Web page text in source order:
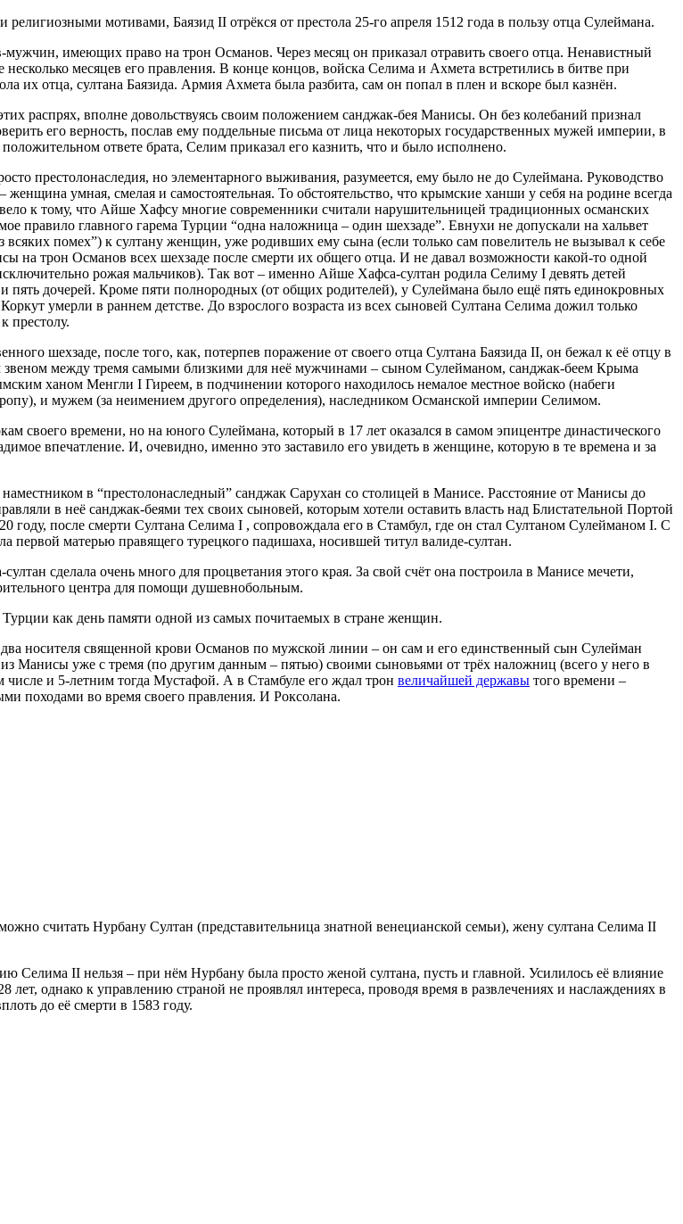
мотивами, Баязид II отрёкся от престола 25-го апреля 1512 года в пользу отца Сулеймана.
имеющих право на трон Османов. Через месяц он приказал отравить своего отца. Ненавистный
месяцев его правления. В конце концов, войска Селима и Ахмета встретились в битве при
их отца, султана Баязида. Армия Ахмета была разбита, сам он попал в плен и вскоре был казнён.
распрях, вполне довольствуясь своим положением санджак-бея Манисы. Он без колебаний признал
его верность, послав ему поддельные письма от лица некоторых государственных мужей империи, в
ответе брата, Селим приказал его казнить, что и было исполнено.
престолонаследия, но элементарного выживания, разумеется, ему было не до Сулеймана. Руководство
умная, смелая и самостоятельная. То обстоятельство, что крымские ханши у себя на родине всегда
к тому, что Айше Хафсу многие современники считали нарушительницей традиционных османских
правило главного гарема Турции “одна наложница – один шехзаде”. Евнухи не допускали на хальвет
помех”) к султану женщин, уже родивших ему сына (если только сам повелитель не вызывал к себе
на трон Османов всех шехзаде после смерти их общего отца. И не давал возможности какой-то одной
рожая мальчиков). Так вот – именно Айше Хафса-султан родила Селиму I девять детей
пять дочерей. Кроме пяти полнородных (от общих родителей), у Сулеймана было ещё пять единокровных
умерли в раннем детстве. До взрослого возраста из всех сыновей Султана Селима дожил только
престолу.
шехзаде, после того, как, потерпев поражение от своего отца Султана Баязида II, он бежал к её отцу в
между тремя самыми близкими для неё мужчинами – сыном Сулейманом, санджак-беем Крыма
ханом Менгли I Гиреем, в подчинении которого находилось немалое местное войско (набеги
и мужем (за неимением другого определения), наследником Османской империи Селимом.
своего времени, но на юного Сулеймана, который в 17 лет оказался в самом эпицентре династического
впечатление. И, очевидно, именно это заставило его увидеть в женщине, которую в те времена и за
в “престолонаследный” санджак Сарухан со столицей в Манисе. Расстояние от Манисы до
в неё санджак-беями тех своих сыновей, которым хотели оставить власть над Блистательной Портой
году, после смерти Султана Селима I , сопровождала его в Стамбул, где он стал Султаном Сулейманом I. С
первой матерью правящего турецкого падишаха, носившей титул валиде-султан.
сделала очень много для процветания этого края. За свой счёт она построила в Манисе мечети,
центра для помощи душевнобольным.
Турции как день памяти одной из самых почитаемых в стране женщин.
два носителя священной крови Османов по мужской линии – он сам и его единственный сын Сулейман
Манисы уже с тремя (по другим данным – пятью) своими сыновьями от трёх наложниц (всего у него в
числе и 5-летним тогда Мустафой. А в Стамбуле его ждал трон величайшей державы того времени –
походами во время своего правления. И Роксолана.
считать Нурбану Султан (представительница знатной венецианской семьи), жену султана Селима II
Селима II нельзя – при нём Нурбану была просто женой султана, пусть и главной. Усилилось её влияние
однако к управлению страной не проявлял интереса, проводя время в развлечениях и наслаждениях в
до её смерти в 1583 году.